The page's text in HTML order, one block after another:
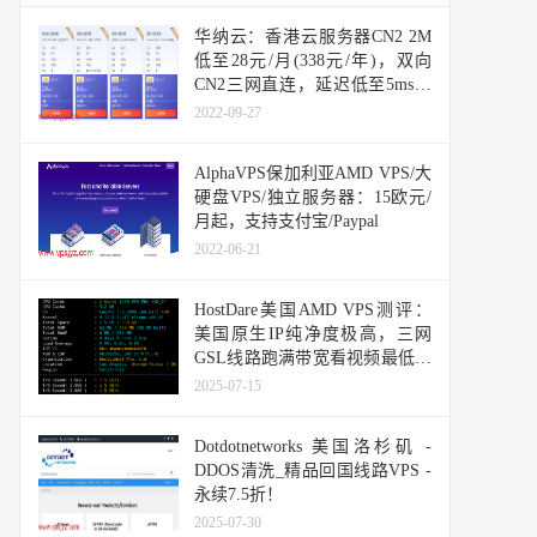
华纳云：香港云服务器CN2 2M
低至28元/月(338元/年)，双向
CN2三网直连，延迟低至5ms！
(含测评)
2022-09-27
AlphaVPS保加利亚AMD VPS/大
硬盘VPS/独立服务器：15欧元/
月起，支持支付宝/Paypal
2022-06-21
HostDare美国AMD VPS测评：
美国原生IP纯净度极高，三网
GSL线路跑满带宽看视频最低10
万+速度
2025-07-15
Dotdotnetworks 美国洛杉矶 -
DDOS清洗_精品回国线路VPS -
永续7.5折！
2025-07-30